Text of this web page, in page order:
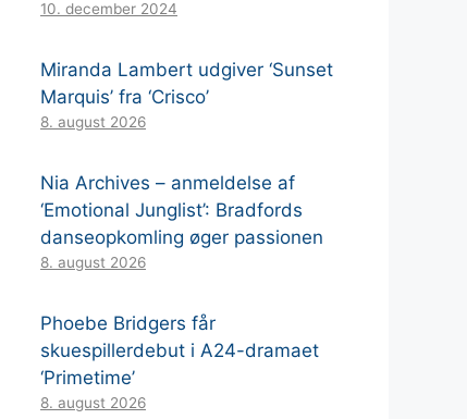
10. december 2024
Miranda Lambert udgiver ‘Sunset
Marquis’ fra ‘Crisco’
8. august 2026
Nia Archives – anmeldelse af
‘Emotional Junglist’: Bradfords
danseopkomling øger passionen
8. august 2026
Phoebe Bridgers får
skuespillerdebut i A24-dramaet
‘Primetime’
8. august 2026